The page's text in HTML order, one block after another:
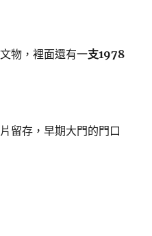
物，裡面還有一支1978
留存，早期大門的門口